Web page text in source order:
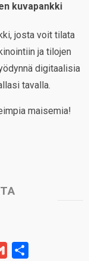
kuvapankki
josta voit tilata
ja tilojen
digitaalisia
tavalla.
maisemia!